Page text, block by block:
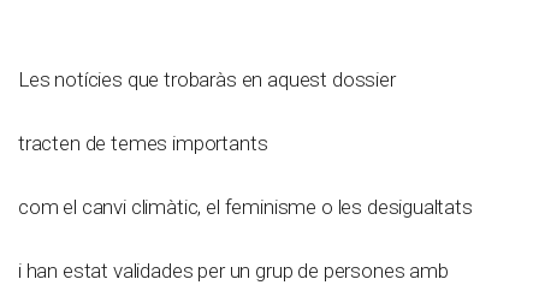
Les notícies que trobaràs en aquest dossier
tracten de temes importants
com el canvi climàtic, el feminisme o les desigualtats
i han estat validades per un grup de persones amb